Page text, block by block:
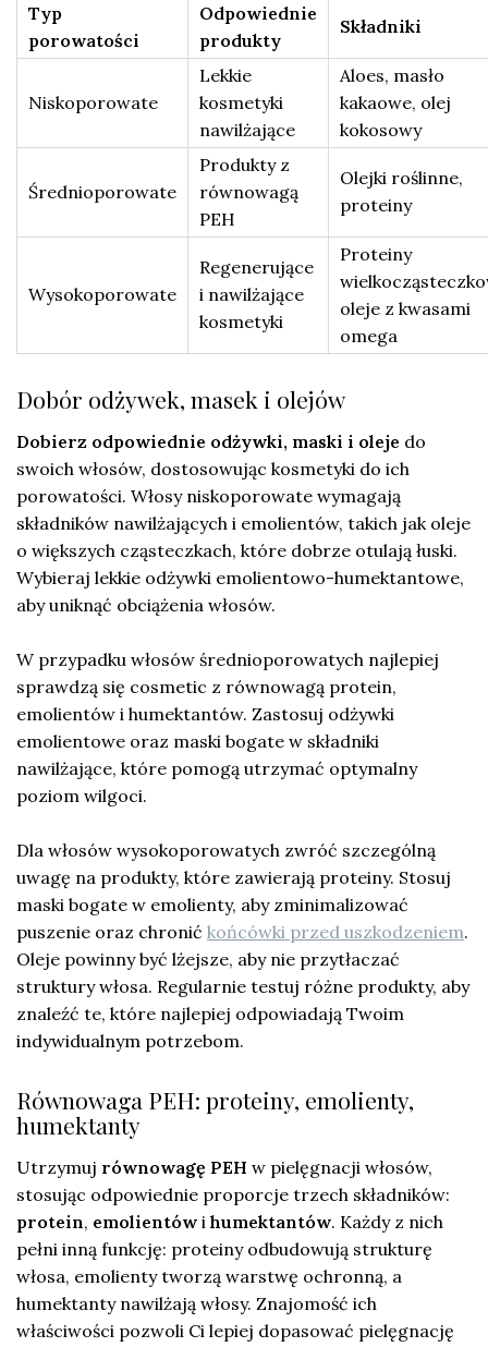
Typ
porowatości
Odpowiednie
produkty
Składniki
Niskoporowate
Lekkie
kosmetyki
nawilżające
Aloes, masło
kakaowe, olej
kokosowy
Średnioporowate
Produkty z
równowagą
PEH
Olejki roślinne,
proteiny
Wysokoporowate
Regenerujące
i nawilżające
kosmetyki
Proteiny
oleje z kwasami
omega
Dobór odżywek, masek i olejów
Dobierz odpowiednie odżywki, maski i oleje do
swoich włosów, dostosowując kosmetyki do ich
porowatości. Włosy niskoporowate wymagają
składników nawilżających i emolientów, takich jak oleje
o większych cząsteczkach, które dobrze otulają łuski.
Wybieraj lekkie odżywki emolientowo-humektantowe,
aby uniknąć obciążenia włosów.
W przypadku włosów średnioporowatych najlepiej
sprawdzą się cosmetic z równowagą protein,
emolientów i humektantów. Zastosuj odżywki
emolientowe oraz maski bogate w składniki
nawilżające, które pomogą utrzymać optymalny
poziom wilgoci.
Dla włosów wysokoporowatych zwróć szczególną
uwagę na produkty, które zawierają proteiny. Stosuj
maski bogate w emolienty, aby zminimalizować
puszenie oraz chronić końcówki przed uszkodzeniem.
Oleje powinny być lżejsze, aby nie przytłaczać
struktury włosa. Regularnie testuj różne produkty, aby
znaleźć te, które najlepiej odpowiadają Twoim
indywidualnym potrzebom.
Równowaga PEH: proteiny, emolienty,
humektanty
Utrzymuj równowagę PEH w pielęgnacji włosów,
stosując odpowiednie proporcje trzech składników:
protein, emolientów i humektantów. Każdy z nich
pełni inną funkcję: proteiny odbudowują strukturę
włosa, emolienty tworzą warstwę ochronną, a
humektanty nawilżają włosy. Znajomość ich
właściwości pozwoli Ci lepiej dopasować pielęgnację